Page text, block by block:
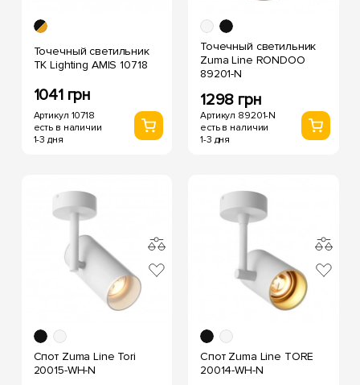
Точечный светильник
TK Lighting AMIS 10718
1041 грн
Артикул 10718
есть в наличии
1-3 дня
Точечный светильник
Zuma Line RONDOO
89201-N
1298 грн
Артикул 89201-N
есть в наличии
1-3 дня
Спот Zuma Line Tori
20015-WH-N
Спот Zuma Line TORE
20014-WH-N